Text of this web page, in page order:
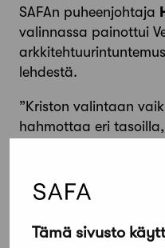
Tämä sivusto
SAFAn puheenjohtaja
valinnassa painottui
lehdestä.
”Kriston valintaan
hahmottaa eri
sekä jäsenistölle että
Vesikansan mielestä